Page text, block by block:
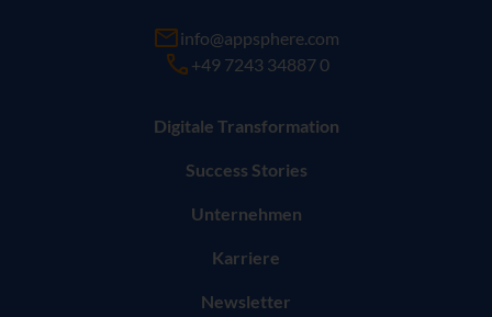
info@appsphere.com
+49 7243 34887 0
Digitale Transformation
Success Stories
Unternehmen
Karriere
Newsletter